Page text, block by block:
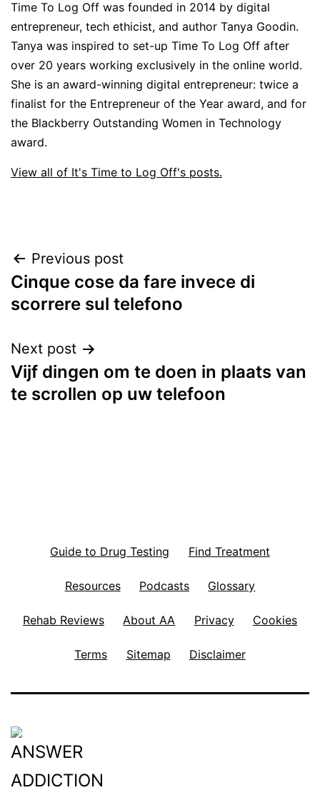
Time To Log Off was founded in 2014 by digital
entrepreneur, tech ethicist, and author Tanya Goodin.
Tanya was inspired to set-up Time To Log Off after
over 20 years working exclusively in the online world.
She is an award-winning digital entrepreneur: twice a
finalist for the Entrepreneur of the Year award, and for
the Blackberry Outstanding Women in Technology
award.
View all of It's Time to Log Off's posts.
Post
navigation
Previous post
Cinque cose da fare invece di
scorrere sul telefono
Next post
Vijf dingen om te doen in plaats van
te scrollen op uw telefoon
Guide to Drug Testing Find Treatment
Resources Podcasts Glossary
Rehab Reviews About AA Privacy Cookies
Terms Sitemap Disclaimer